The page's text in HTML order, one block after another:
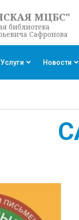
МЦБС"
библиотека
Сафронова
Услуги Новости